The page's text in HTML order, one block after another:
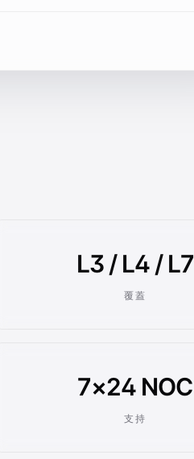
L3 / L4 / L7
覆蓋
7×24 NOC
支持